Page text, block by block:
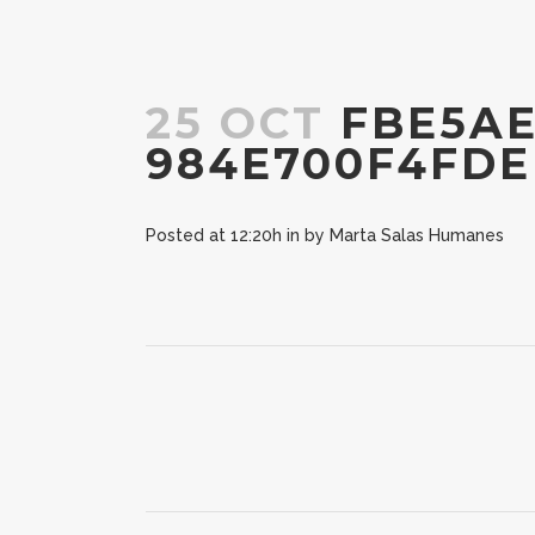
25 OCT
984E700F4FDE
Posted at 12:20h in by Marta Salas Humanes